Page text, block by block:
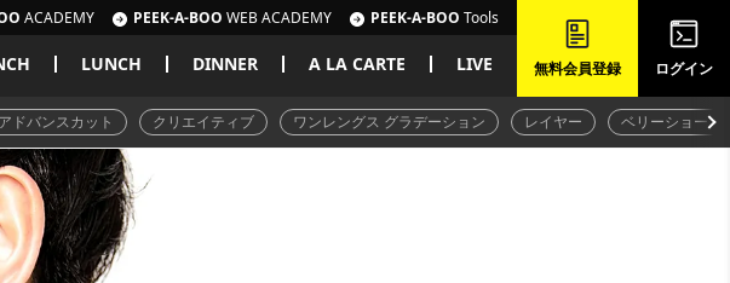
ACADEMY PEEK-A-BOO WEB ACADEMY PEEK-A-BOO Tools
LUNCH DINNER A LA CARTE LIVE 無料会員登録 ログイン
アドバンスカット クリエイティブ ワンレングス グラデーション レイヤー ベリーショート